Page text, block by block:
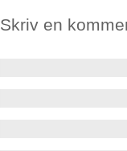
Skriv en